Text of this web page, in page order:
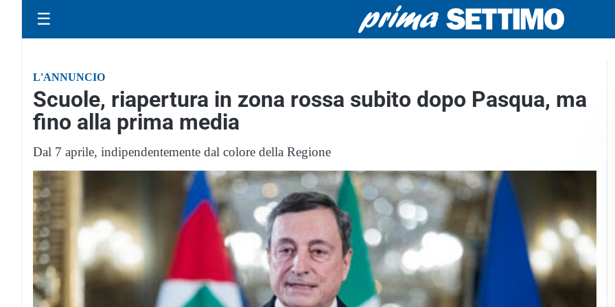
☰
L'ANNUNCIO
Scuole, riapertura in zona rossa subito dopo Pasqua, ma
fino alla prima media
Dal 7 aprile, indipendentemente dal colore della Regione